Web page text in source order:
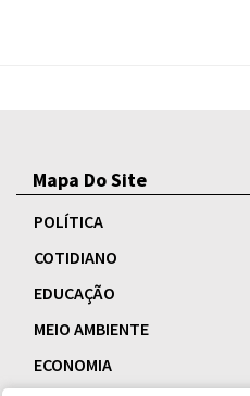
Mapa Do Site
POLÍTICA
COTIDIANO
EDUCAÇÃO
MEIO AMBIENTE
ECONOMIA